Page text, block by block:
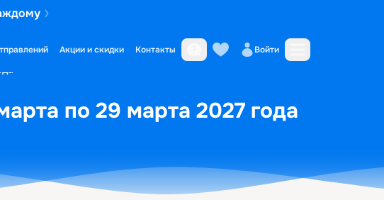
Акции и скидки Контакты Войти
по 29 марта 2027 года